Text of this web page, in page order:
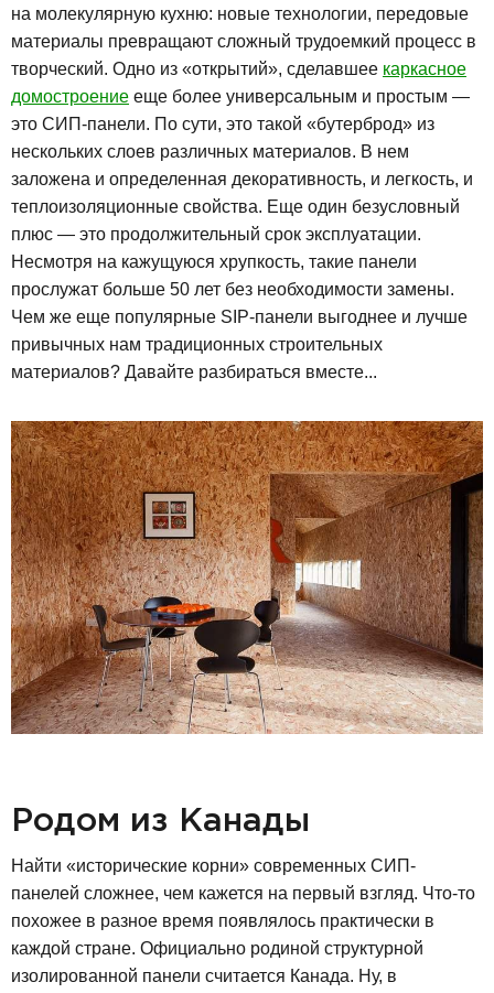
на молекулярную кухню: новые технологии, передовые
материалы превращают сложный трудоемкий процесс в
творческий. Одно из «открытий», сделавшее каркасное
домостроение еще более универсальным и простым —
это СИП-панели. По сути, это такой «бутерброд» из
нескольких слоев различных материалов. В нем
заложена и определенная декоративность, и легкость, и
теплоизоляционные свойства. Еще один безусловный
плюс — это продолжительный срок эксплуатации.
Несмотря на кажущуюся хрупкость, такие панели
прослужат больше 50 лет без необходимости замены.
Чем же еще популярные SIP-панели выгоднее и лучше
привычных нам традиционных строительных
материалов? Давайте разбираться вместе...
Родом из Канады
Найти «исторические корни» современных СИП-
панелей сложнее, чем кажется на первый взгляд. Что-то
похожее в разное время появлялось практически в
каждой стране. Официально родиной структурной
изолированной панели считается Канада. Ну, в